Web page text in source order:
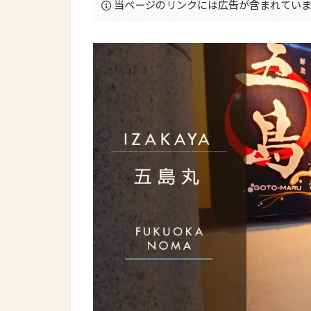
当ページのリンクには広告が含まれてい